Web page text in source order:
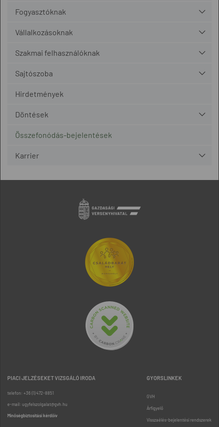
Fogyasztóknak
Vállalkozásoknak
Szakmai felhasználóknak
Sajtószoba
Hirdetmények
Döntések
Összefonódás-bejelentések
Karrier
PIACI JELZÉSEKET VIZSGÁLÓ IRODA
telefon: +36 (1) 472-8851
e-mail: ugyfelszolgalat@gvh.hu
Minőségbiztosítási kérdőív
GYORSLINKEK
GVH
Árfigyelő
Visszaélés-bejelentési rendszerek